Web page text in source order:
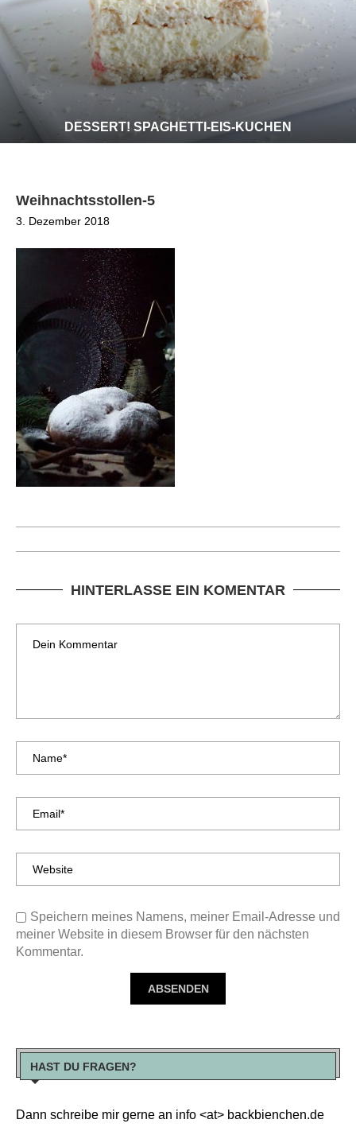
DESSERT! SPAGHETTI-EIS-KUCHEN
Weihnachtsstollen-5
3. Dezember 2018
HINTERLASSE EIN KOMENTAR
Speichern meines Namens, meiner Email-Adresse und
meiner Website in diesem Browser für den nächsten
Kommentar.
HAST DU FRAGEN?
Dann schreibe mir gerne an info <at> backbienchen.de